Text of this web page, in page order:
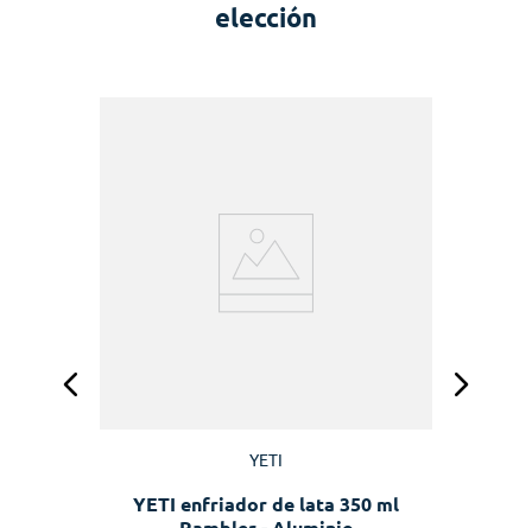
elección
YETI
YETI enfriador de lata 350 ml